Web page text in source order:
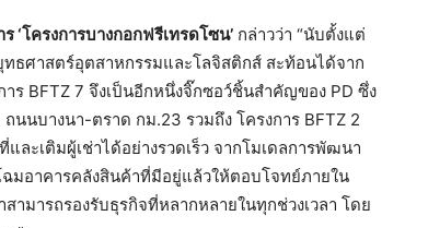
โครงการบางกอกฟรีเทรดโซน’ กล่าวว่า “นับตั้งแต่
ทธศาสตร์อุตสาหกรรมและโลจิสติกส์ สะท้อนได้จาก
าร BFTZ 7 จึงเป็นอีกหนึ่งจิ๊กซอว์ชิ้นสำคัญของ PD ซึ่ง
นนบางนา-ตราด กม.23 รวมถึง โครงการ BFTZ 2
ะเติมผู้เช่าได้อย่างรวดเร็ว จากโมเดลการพัฒนา
ฉมอาคารคลังสินค้าที่มีอยู่แล้วให้ตอบโจทย์ภายใน
มารถรองรับธุรกิจที่หลากหลายในทุกช่วงเวลา โดย